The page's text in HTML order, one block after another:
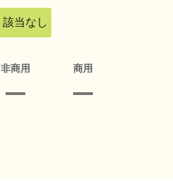
該当なし
非商用 商用